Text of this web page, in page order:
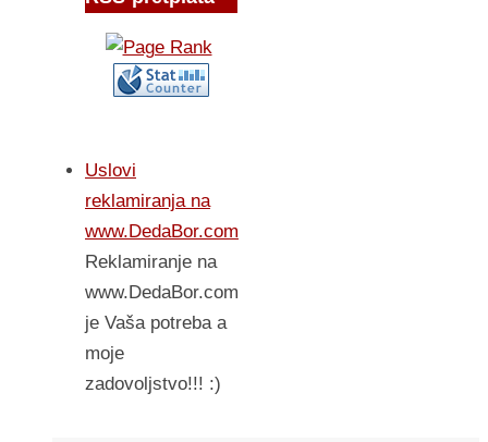
Uslovi
reklamiranja na
www.DedaBor.com
Reklamiranje na
www.DedaBor.com
je Vaša potreba a
moje
zadovoljstvo!!! :)